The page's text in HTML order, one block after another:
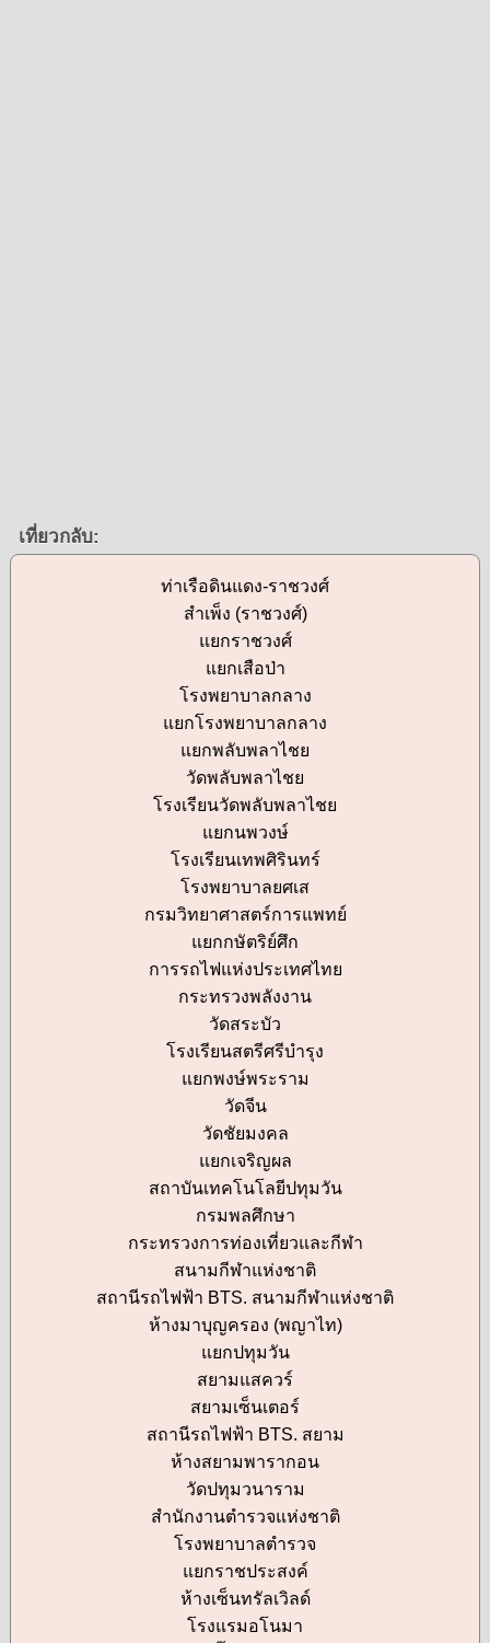
เที่ยวกลับ:
ท่าเรือดินแดง-ราชวงศ์
สำเพ็ง (ราชวงศ์)
แยกราชวงศ์
แยกเสือป่า
โรงพยาบาลกลาง
แยกโรงพยาบาลกลาง
แยกพลับพลาไชย
วัดพลับพลาไชย
โรงเรียนวัดพลับพลาไชย
แยกนพวงษ์
โรงเรียนเทพศิรินทร์
โรงพยาบาลยศเส
กรมวิทยาศาสตร์การแพทย์
แยกกษัตริย์ศึก
การรถไฟแห่งประเทศไทย
กระทรวงพลังงาน
วัดสระบัว
โรงเรียนสตรีศรีบำรุง
แยกพงษ์พระราม
วัดจีน
วัดชัยมงคล
แยกเจริญผล
สถาบันเทคโนโลยีปทุมวัน
กรมพลศึกษา
กระทรวงการท่องเที่ยวและกีฬา
สนามกีฬาแห่งชาติ
สถานีรถไฟฟ้า BTS. สนามกีฬาแห่งชาติ
ห้างมาบุญครอง (พญาไท)
แยกปทุมวัน
สยามแสควร์
สยามเซ็นเตอร์
สถานีรถไฟฟ้า BTS. สยาม
ห้างสยามพารากอน
วัดปทุมวนาราม
สำนักงานตำรวจแห่งชาติ
โรงพยาบาลตำรวจ
แยกราชประสงค์
ห้างเซ็นทรัลเวิลด์
โรงแรมอโนมา